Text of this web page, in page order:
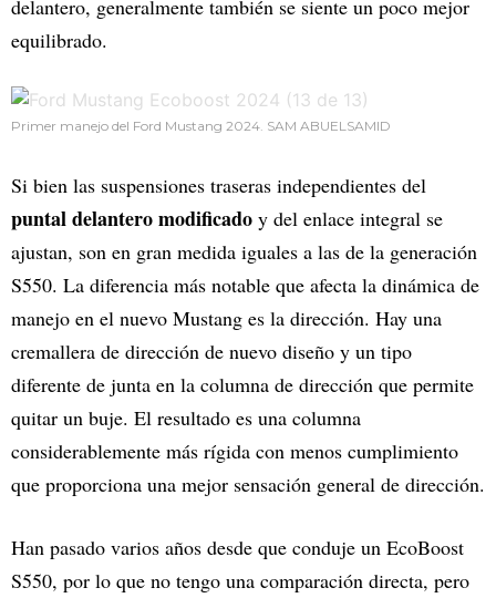
delantero, generalmente también se siente un poco mejor
equilibrado.
Primer manejo del Ford Mustang 2024. SAM ABUELSAMID
Si bien las suspensiones traseras independientes del
puntal delantero modificado y del enlace integral se
ajustan, son en gran medida iguales a las de la generación
S550. La diferencia más notable que afecta la dinámica de
manejo en el nuevo Mustang es la dirección. Hay una
cremallera de dirección de nuevo diseño y un tipo
diferente de junta en la columna de dirección que permite
quitar un buje. El resultado es una columna
considerablemente más rígida con menos cumplimiento
que proporciona una mejor sensación general de dirección.
Han pasado varios años desde que conduje un EcoBoost
S550, por lo que no tengo una comparación directa, pero